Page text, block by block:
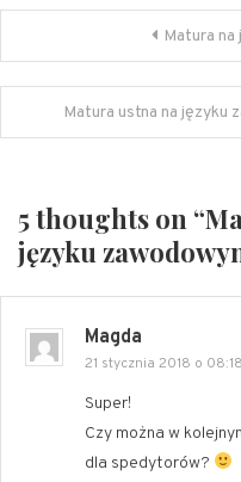
Nawigacja
wpisu
Matura
Matura ustna na języku
5 thoughts on “
języku
Magda
21 stycznia 2018 o 08:18
Super!
Czy można w
dla spedytorów?